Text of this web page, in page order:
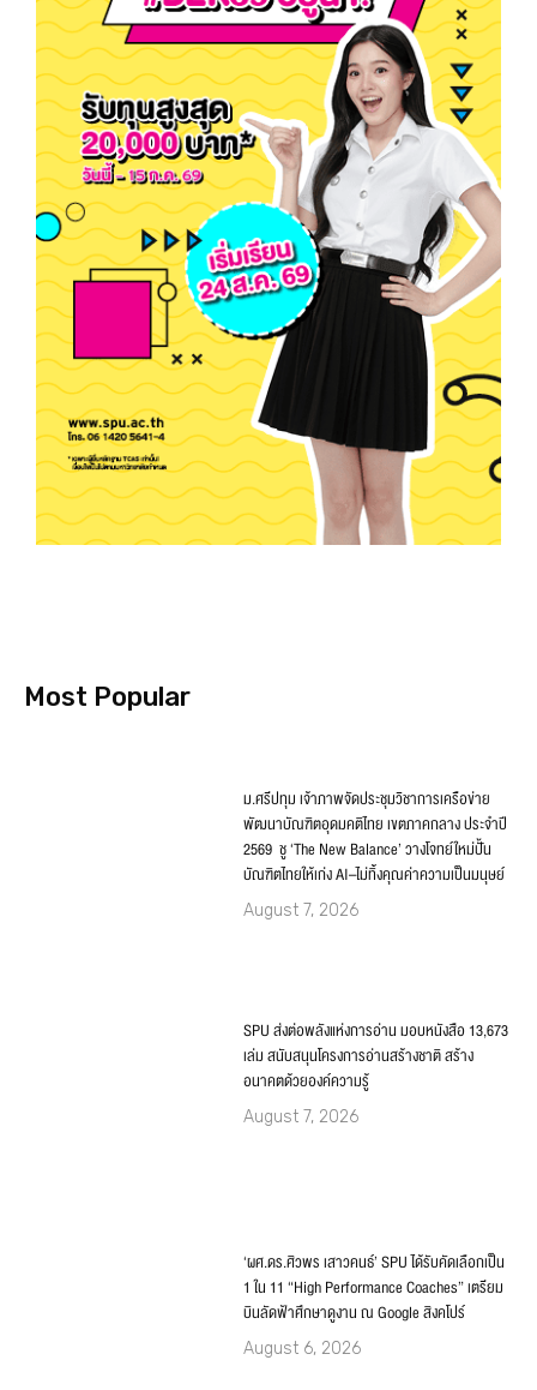
Most Popular
ม.ศรีปทุม เจ้าภาพจัดประชุมวิชาการเครือข่าย
พัฒนาบัณฑิตอุดมคติไทย เขตภาคกลาง ประจำปี
2569 ชู ‘The New Balance’ วางโจทย์ใหม่ปั้น
บัณฑิตไทยให้เก่ง AI–ไม่ทิ้งคุณค่าความเป็นมนุษย์
August 7, 2026
SPU ส่งต่อพลังแห่งการอ่าน มอบหนังสือ 13,673
เล่ม สนับสนุนโครงการอ่านสร้างชาติ สร้าง
อนาคตด้วยองค์ความรู้
August 7, 2026
‘ผศ.ดร.ศิวพร เสาวคนธ์’ SPU ได้รับคัดเลือกเป็น
1 ใน 11 “High Performance Coaches” เตรียม
บินลัดฟ้าศึกษาดูงาน ณ Google สิงคโปร์
August 6, 2026